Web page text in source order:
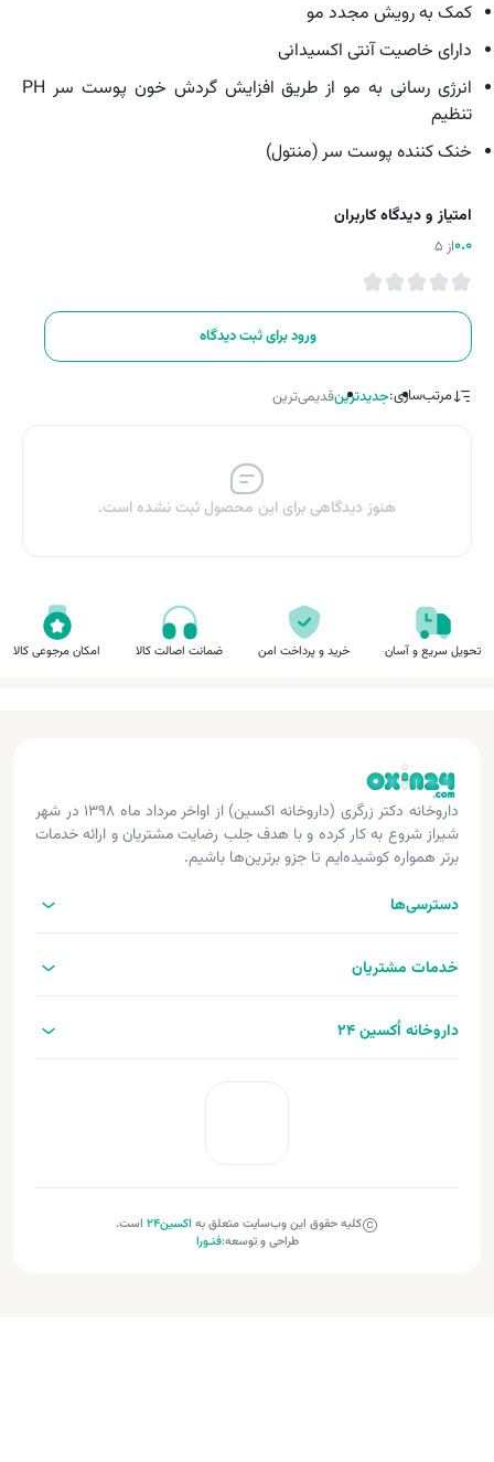
کمک به رویش مجدد مو
دارای خاصیت آنتی اکسیدانی
انرژی رسانی به مو از طریق افزایش گردش خون پوست سر PH
تنظیم
خنک کننده پوست سر (منتول)
امتیاز و دیدگاه کاربران
0.0از 5
ورود برای ثبت دیدگاه
مرتب‌سازی:جدیدترینقدیمی‌ترین
هنوز دیدگاهی برای این محصول ثبت نشده است.
تحویل سریع و آسان خرید و پرداخت امن ضمانت اصالت کالا امکان مرجوعی کالا
داروخانه دکتر زرگری (داروخانه اکسین) از اواخر مرداد ماه ۱۳۹۸ در شهر
شیراز شروع به کار کرده و با هدف جلب رضایت مشتریان و ارائه خدمات
برتر همواره کوشیده‌ایم تا جزو برترین‌ها باشیم.
دسترسی‌ها
خدمات مشتریان
داروخانه اُکسین 24
کلیه حقوق این وب‌سایت متعلق به اکسین‌24
است.
طراحی و توسعه:فنـورا